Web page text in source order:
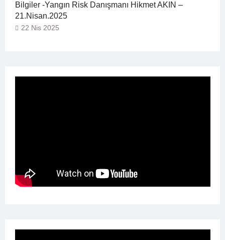
Bilgiler -Yangın Risk Danışmanı Hikmet AKIN –
21.Nisan.2025
22 Nis 2025